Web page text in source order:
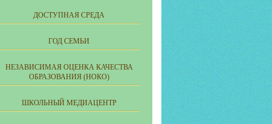
ДОСТУПНАЯ СРЕДА
ГОД СЕМЬИ
НЕЗАВИСИМАЯ ОЦЕНКА КАЧЕСТВА
ОБРАЗОВАНИЯ (НОКО)
ШКОЛЬНЫЙ МЕДИАЦЕНТР